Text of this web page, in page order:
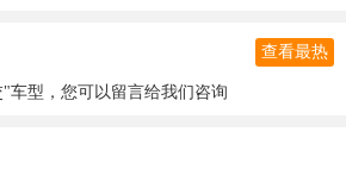
查看最热
车型，您可以留言给我们咨询